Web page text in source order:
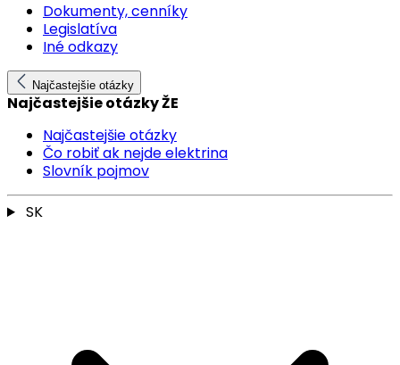
Dokumenty, cenníky
Legislatíva
Iné odkazy
Najčastejšie otázky
Najčastejšie otázky ŽE
Najčastejšie otázky
Čo robiť ak nejde elektrina
Slovník pojmov
SK